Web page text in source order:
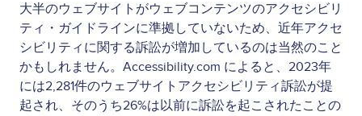
大半のウェブサイトがウェブコンテンツのアクセシビリ
ティ・ガイドラインに準拠していないため、近年アクセ
シビリティに関する訴訟が増加しているのは当然のこと
かもしれません。Accessibility.com によると、2023年
には2,281件のウェブサイトアクセシビリティ訴訟が提
起され、そのうち26%は以前に訴訟を起こされたことの